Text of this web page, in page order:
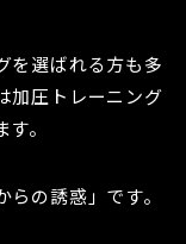
を選ばれる方も多
加圧トレーニング
。
の誘惑」です。